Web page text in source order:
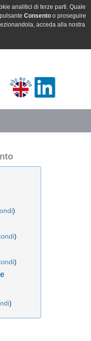
analitici di terze parti. Quale
Consentoo proseguire
acceda alla nostra
)
)
)
)